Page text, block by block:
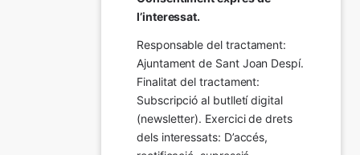
l’interessat.
Responsable del tractament:
Ajuntament de Sant Joan Despí.
Finalitat del tractament:
Subscripció al butlletí digital
(newsletter). Exercici de drets
dels interessats: D’accés,